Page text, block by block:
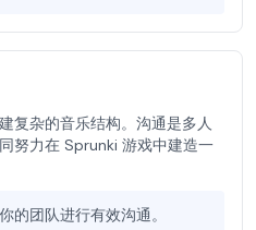
复杂的音乐结构。沟通是多人
努力在 Sprunki 游戏中建造一
的团队进行有效沟通。